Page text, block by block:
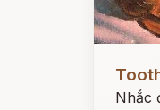
Nhắc